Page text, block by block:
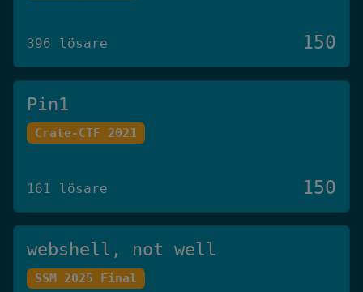
396 lösare 150
Pin1
Crate-CTF 2021
161 lösare 150
webshell, not well
SSM 2025 Final